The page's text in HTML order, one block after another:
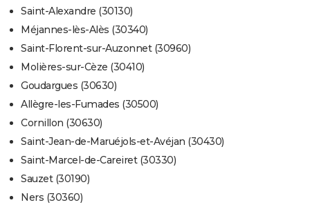
Saint-Alexandre (30130)
Méjannes-lès-Alès (30340)
Saint-Florent-sur-Auzonnet (30960)
Molières-sur-Cèze (30410)
Goudargues (30630)
Allègre-les-Fumades (30500)
Cornillon (30630)
Saint-Jean-de-Maruéjols-et-Avéjan (30430)
Saint-Marcel-de-Careiret (30330)
Sauzet (30190)
Ners (30360)